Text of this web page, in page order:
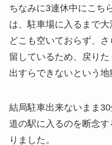
ちなみに3連休中にこち
は、駐車場に入るまで
どこも空いておらず、
留しているため、戻り
出すらできないという地
結局駐車出来ないまま30
道の駅に入るのを断念
りました。